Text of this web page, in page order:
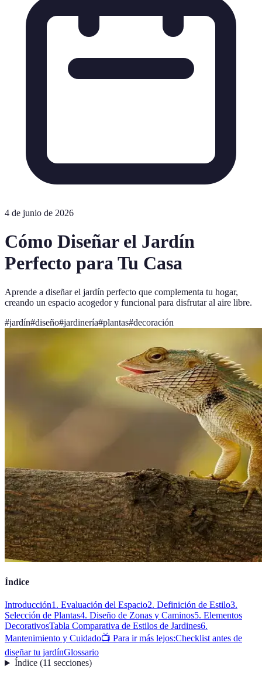
4 de junio de 2026
Cómo Diseñar el Jardín
Perfecto para Tu Casa
Aprende a diseñar el jardín perfecto que complementa tu hogar,
creando un espacio acogedor y funcional para disfrutar al aire libre.
#jardín#diseño#jardinería#plantas#decoración
Índice
Introducción1. Evaluación del Espacio2. Definición de Estilo3.
Selección de Plantas4. Diseño de Zonas y Caminos5. Elementos
DecorativosTabla Comparativa de Estilos de Jardines6.
Mantenimiento y Cuidado📺 Para ir más lejos:Checklist antes de
diseñar tu jardínGlossario
Índice(11 secciones)